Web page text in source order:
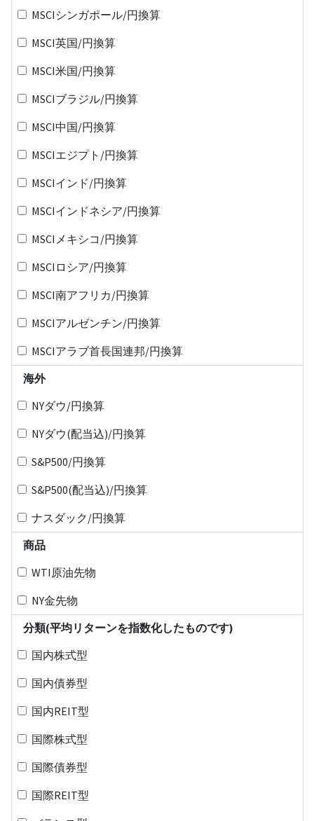
MSCIシンガポール/円換算
MSCI英国/円換算
MSCI米国/円換算
MSCIブラジル/円換算
MSCI中国/円換算
MSCIエジプト/円換算
MSCIインド/円換算
MSCIインドネシア/円換算
MSCIメキシコ/円換算
MSCIロシア/円換算
MSCI南アフリカ/円換算
MSCIアルゼンチン/円換算
MSCIアラブ首長国連邦/円換算
海外
NYダウ/円換算
NYダウ(配当込)/円換算
S&P500/円換算
S&P500(配当込)/円換算
ナスダック/円換算
商品
WTI原油先物
NY金先物
分類(平均リターンを指数化したものです)
国内株式型
国内債券型
国内REIT型
国際株式型
国際債券型
国際REIT型